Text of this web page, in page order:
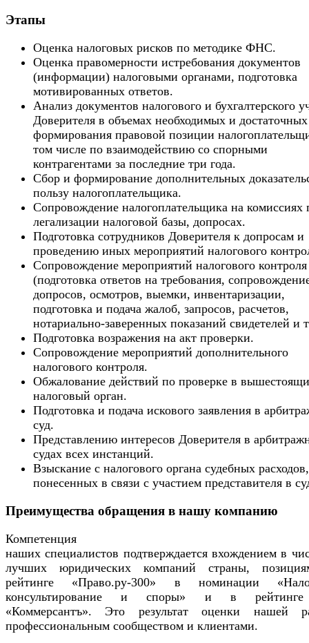
Этапы
Оценка налоговых рисков по методике ФНС.
Оценка правомерности истребования документов
(информации) налоговыми органами, подготовка
мотивированных ответов.
Анализ документов налогового и бухгалтерского
Доверителя в объемах необходимых и
формирования правовой позиции
том числе по взаимодействию со спорными
контрагентами за последние три года.
Сбор и формирование дополнительных
пользу налогоплательщика.
Сопровождение налогоплательщика на комиссиях
легализации налоговой базы, допросах.
Подготовка сотрудников Доверителя к допросам и
проведению иных мероприятий налогового
Сопровождение мероприятий налогового контроля
(подготовка ответов на требования,
допросов, осмотров, выемки, инвентаризации,
подготовка и подача жалоб, запросов, расчетов,
нотариально-заверенных показаний свидетелей и
Подготовка возражения на акт проверки.
Сопровождение мероприятий дополнительного
налогового контроля.
Обжалование действий по проверке в
налоговый орган.
Подготовка и подача искового заявления в
суд.
Представлению интересов Доверителя в
судах всех инстанций.
Взыскание с налогового органа судебных расходов,
понесенных в связи с участием представителя в
Преимущества обращения в нашу компанию
Компетенция
наших специалистов подтверждается вхождением в
лучших юридических компаний страны,
рейтинге «Право.ру-300» в номинации
консультирование и споры» и в
«Коммерсантъ». Это результат оценки нашей
профессиональным сообществом и клиентами.